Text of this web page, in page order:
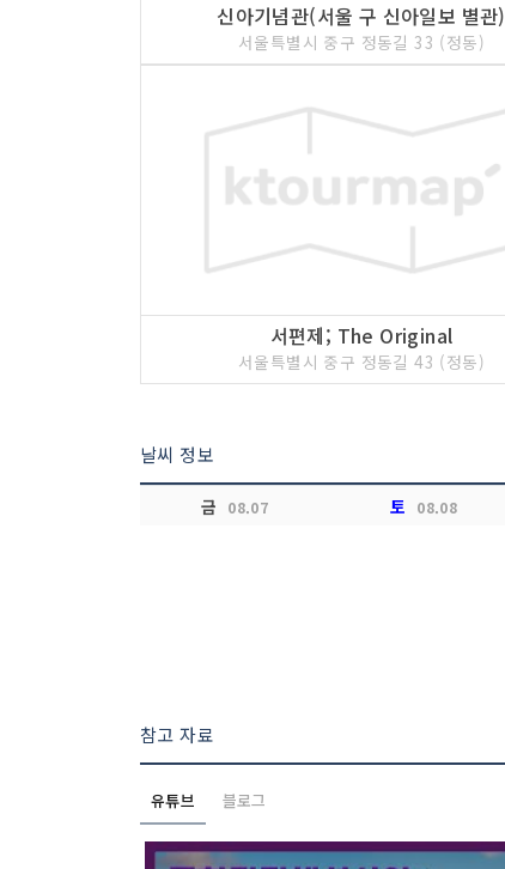
신아기념관(서울 구 신아일보 별관)
서울특별시 중구 정동길 33 (정동)
서편제; The Original
서울특별시 중구 정동길 43 (정동)
날씨 정보
금 08.07 토 08.08
참고 자료
유튜브 블로그